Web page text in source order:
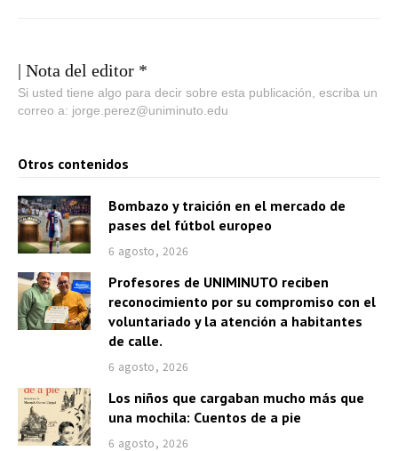
| Nota del editor *
Si usted tiene algo para decir sobre esta publicación, escriba un
correo a: jorge.perez@uniminuto.edu
Otros contenidos
Bombazo y traición en el mercado de
pases del fútbol europeo
6 agosto, 2026
Profesores de UNIMINUTO reciben
reconocimiento por su compromiso con el
voluntariado y la atención a habitantes
de calle.
6 agosto, 2026
Los niños que cargaban mucho más que
una mochila: Cuentos de a pie
6 agosto, 2026